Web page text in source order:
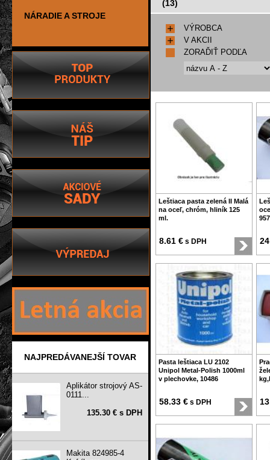
NÁRADIE A STROJE
NAJPREDÁVANEJŠÍ TOVAR
Aplikátor strojový AS-
0111...
135.30 € s DPH
Makita 824985-4
(13)
VÝROBCA
V AKCII
ZORAĎIŤ PODĽA
Leštiaca pasta zelená II Malá
na oceľ, chróm, hliník 125
ml.
8.61 € s DPH
Pasta leštiaca LU 2102
Unipol Metal-Polish 1000ml
v plechovke, 10486
58.33 € s DPH